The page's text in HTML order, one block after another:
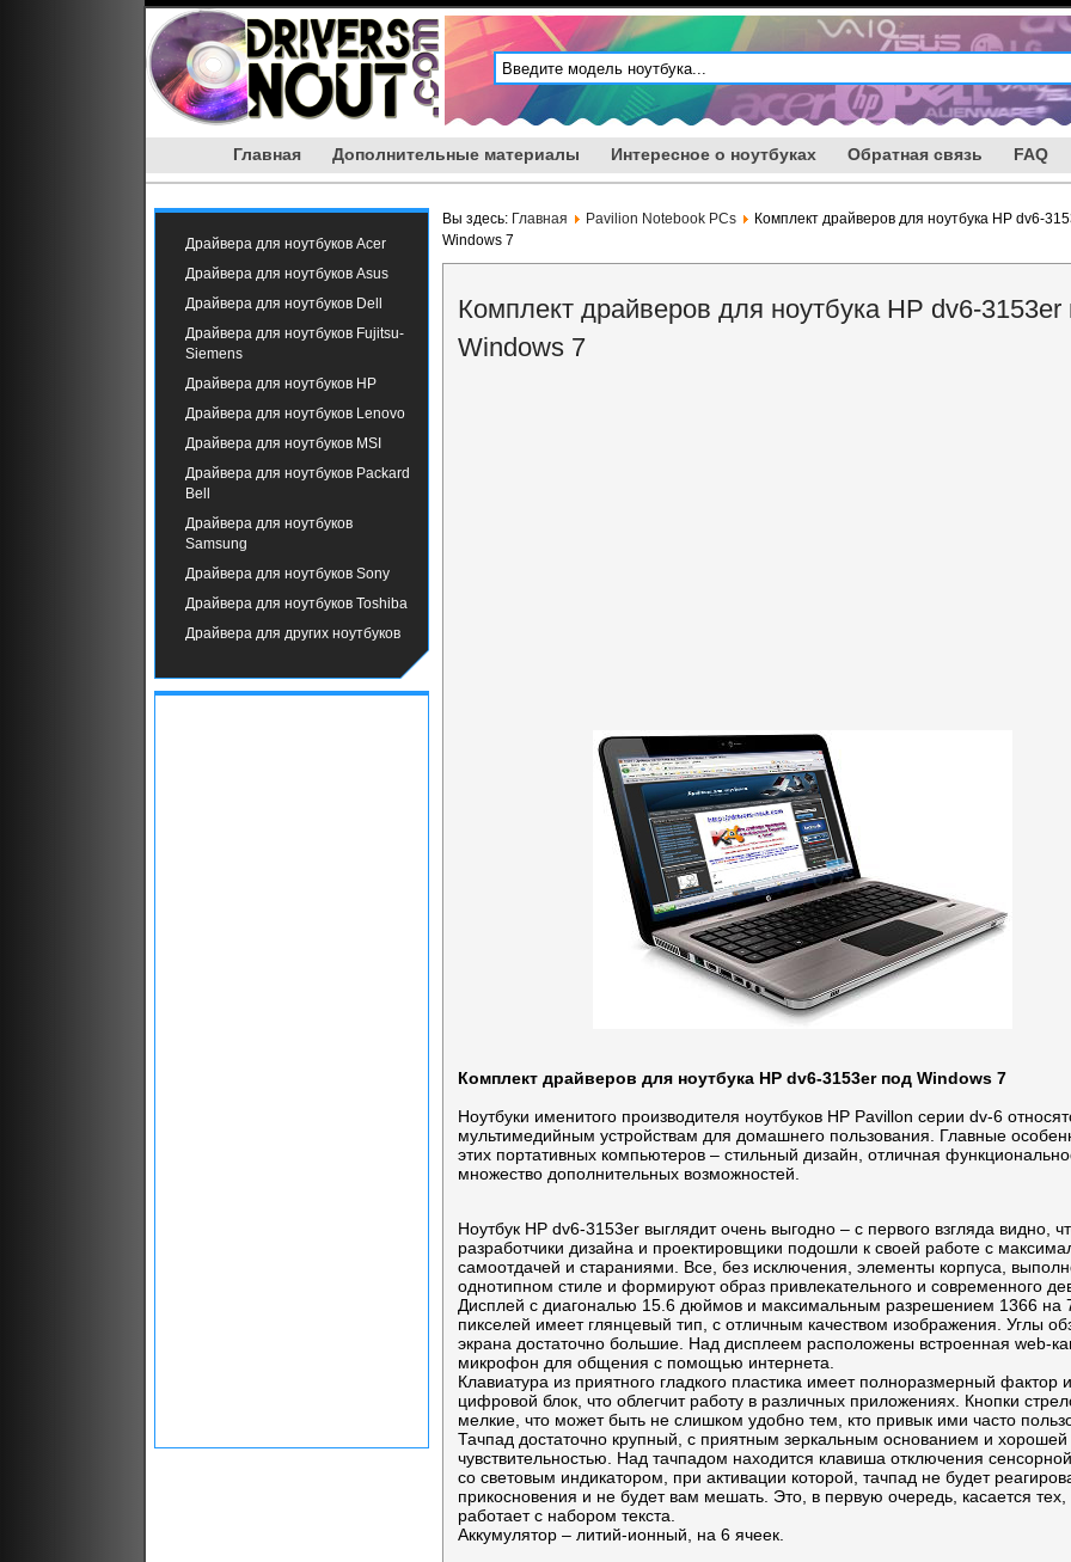
Главная Дополнительные материалы Интересное о ноутбуках Обратная связь FAQ
Драйвера для ноутбуков Acer
Драйвера для ноутбуков Asus
Драйвера для ноутбуков Dell
Драйвера для ноутбуков Fujitsu-
Siemens
Драйвера для ноутбуков HP
Драйвера для ноутбуков Lenovo
Драйвера для ноутбуков MSI
Драйвера для ноутбуков Packard
Bell
Драйвера для ноутбуков
Samsung
Драйвера для ноутбуков Sony
Драйвера для ноутбуков Toshiba
Драйвера для других ноутбуков
Вы здесь: Главная Pavilion Notebook PCs
Комплект драйверов для ноутбука HP dv6-
Windows 7
Комплект драйверов для ноутбука HP dv6-3153er
Windows 7
Комплект драйверов для ноутбука HP dv6-3153er под Windows 7
Ноутбуки именитого производителя ноутбуков HP Pavillon серии dv-6
мультимедийным устройствам для домашнего пользования. Главные
этих портативных компьютеров – стильный дизайн, отличная
множество дополнительных возможностей.
Ноутбук HP dv6-3153er выглядит очень выгодно – с первого взгляда видно,
разработчики дизайна и проектировщики подошли к своей работе с
самоотдачей и стараниями. Все, без исключения, элементы корпуса,
однотипном стиле и формируют образ привлекательного и современного
Дисплей с диагональю 15.6 дюймов и максимальным разрешением 1366 на
пикселей имеет глянцевый тип, с отличным качеством изображения. Углы
экрана достаточно большие. Над дисплеем расположены встроенная web-
микрофон для общения с помощью интернета.
Клавиатура из приятного гладкого пластика имеет полноразмерный фактор и
цифровой блок, что облегчит работу в различных приложениях. Кнопки
мелкие, что может быть не слишком удобно тем, кто привык ими часто
Тачпад достаточно крупный, с приятным зеркальным основанием и хорошей
чувствительностью. Над тачпадом находится клавиша отключения
со световым индикатором, при активации которой, тачпад не будет
прикосновения и не будет вам мешать. Это, в первую очередь, касается тех,
работает с набором текста.
Аккумулятор – литий-ионный, на 6 ячеек.